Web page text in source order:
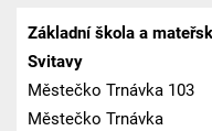
Základní škola a
Svitavy
Městečko Trnávka 103
Městečko Trnávka